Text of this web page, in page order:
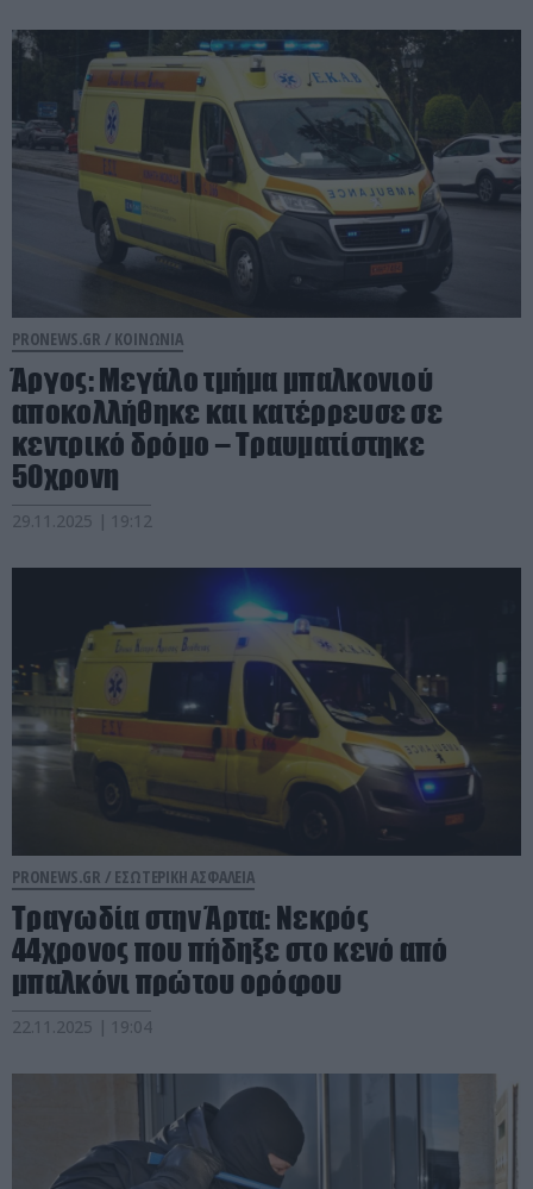
PRONEWS.GR / ΚΟΙΝΩΝΙΑ
Άργος: Mεγάλο τμήμα μπαλκονιού
αποκολλήθηκε και κατέρρευσε σε
κεντρικό δρόμο – Τραυματίστηκε
50χρονη
29.11.2025 | 19:12
PRONEWS.GR / ΕΣΩΤΕΡΙΚΗ ΑΣΦΑΛΕΙΑ
Τραγωδία στην Άρτα: Νεκρός
44χρονος που πήδηξε στο κενό από
μπαλκόνι πρώτου ορόφου
22.11.2025 | 19:04